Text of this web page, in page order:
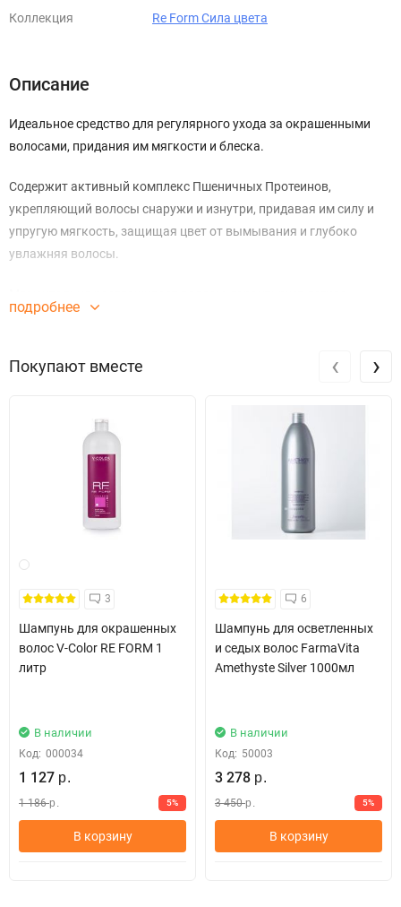
Коллекция Re Form Сила цвета
Описание
Идеальное средство для регулярного ухода за окрашенными
волосами, придания им мягкости и блеска.
Содержит активный комплекс Пшеничных Протеинов,
укрепляющий волосы снаружи и изнутри, придавая им силу и
упругую мягкость, защищая цвет от вымывания и глубоко
увлажняя волосы.
расчесывание самым непослушным волосам. Облегчает их
УФ фильтры предохраняют цвет от выгорания на солнце.
подробнее
Покупают вместе
3
Шампунь для окрашенных
волос V-Color RE FORM 1
литр
В наличии
Код: 000034
1 127 р.
1 186р. 5%
В корзину
6
Шампунь для осветленных
и седых волос FarmaVita
Amethyste Silver 1000мл
В наличии
Код: 50003
3 278 р.
3 450р. 5%
В корзину
‹ ›